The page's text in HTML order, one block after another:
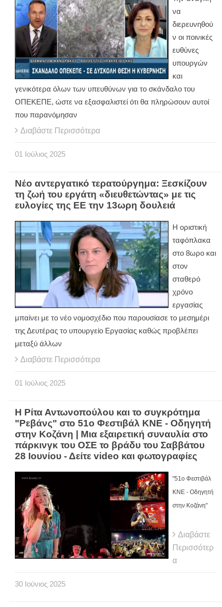
να
διερευνηθού
ν οι ποινικές
ευθύνες
υπουργών
και
γενικότερα όλων των υπευθύνων για το σκάνδαλο του
ΟΠΕΚΕΠΕ, ώστε να εξασφαλιστεί ότι θα πληρώσουν αυτοί
που παρανόμησαν
Διαβάστε Περισσότερα
01 Ιούλιος 2025
Νέο αντεργατικό τερατούργημα: Ξεσκίζουν
τη ζωή του εργάτη «διευθετώντας» με τις
ευλογίες της ΕΕ την 13ωρη δουλειά
Η οριστική
ταφόπλακα
στο 8ωρο και
στον
σταθερό
χρόνο
εργασίας
μπαίνει με το νέο νομοσχέδιο που παρουσίασε το μεσημέρι
της Δευτέρας το υπουργείο Εργασίας καθώς προβλέπει
μεταξύ άλλων
Διαβάστε Περισσότερα
01 Ιούλιος 2025
Η Ρίτα Αντωνοπούλου και το συγκρότημα
"Ρεβάνς" στο 51ο Φεστιβάλ ΚΝΕ - Οδηγητή
στην Κοζάνη | Μια εξαιρετική συναυλία στο
πάρκινγκ του ΟΣΕ το βράδυ του Σαββάτου
28 Ιουνίου - Δείτε video και φωτογραφίες
"51ο Φεστιβάλ
ΚΝΕ - Οδηγητή
στην Κοζάνη"
Διαβάστε
Περισσότερ
α
30 Ιούνιος 2025